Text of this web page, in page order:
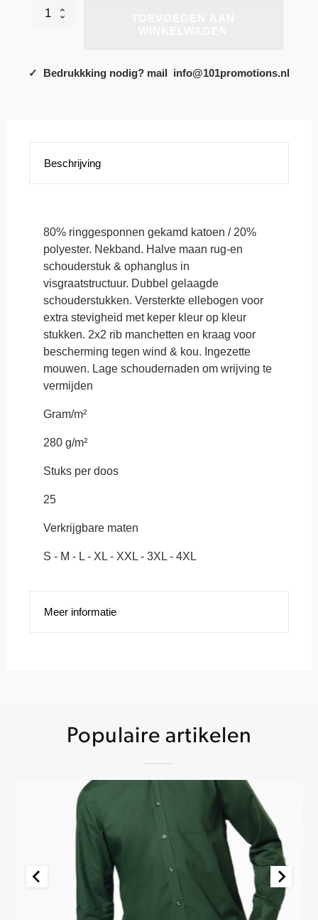
Hero
mogelijk!
✓ Bedrukkking nodig? mail info@101promotions.nl
Beschrijving
80% ringgesponnen gekamd katoen / 20%
polyester. Nekband. Halve maan rug-en
schouderstuk & ophanglus in
visgraatstructuur. Dubbel gelaagde
schouderstukken. Versterkte ellebogen voor
extra stevigheid met keper kleur op kleur
stukken. 2x2 rib manchetten en kraag voor
bescherming tegen wind & kou. Ingezette
mouwen. Lage schoudernaden om wrijving te
vermijden
Gram/m²
280 g/m²
Stuks per doos
25
Verkrijgbare maten
S - M - L - XL - XXL - 3XL - 4XL
Meer informatie
Populaire artikelen